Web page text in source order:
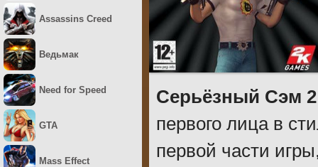
Серьёзный Сэм 2
первого лица в
первой части
Assassins Creed
Ведьмак
Need for Speed
GTA
Mass Effect